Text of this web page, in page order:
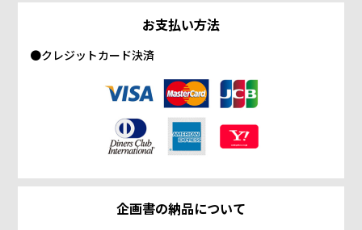
お支払い方法
●クレジットカード決済
企画書の納品について